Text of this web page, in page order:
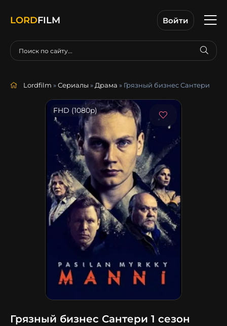
LORDFILM Войти
Lordfilm »Сериалы » Драма » Грязный бизнес Сантери
FHD (1080p)
Грязный бизнес Сантери 1 сезон